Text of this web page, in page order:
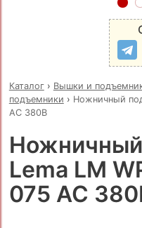
Каталог› Вышки и
подъемники › Ножничный
AC 380В
Lema LM
075 AC